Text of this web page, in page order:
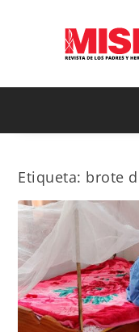
Etiqueta: brote